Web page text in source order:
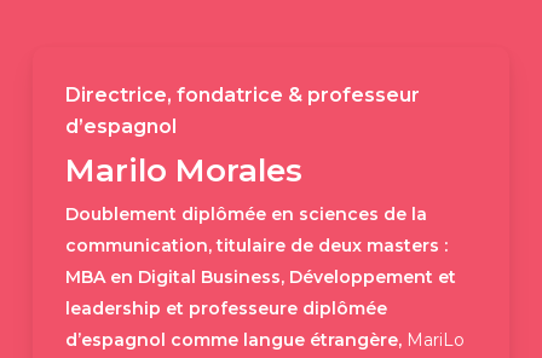
Directrice, fondatrice & professeur
d’espagnol
Marilo Morales
Doublement diplômée en sciences de la
communication, titulaire de deux masters :
MBA en Digital Business, Développement et
leadership et professeure diplômée
d’espagnol comme langue étrangère,MariLo